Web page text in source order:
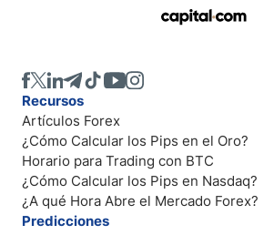
Recursos
Artículos Forex
¿Cómo Calcular los Pips en el Oro?
Horario para Trading con BTC
¿Cómo Calcular los Pips en Nasdaq?
¿A qué Hora Abre el Mercado Forex?
Predicciones